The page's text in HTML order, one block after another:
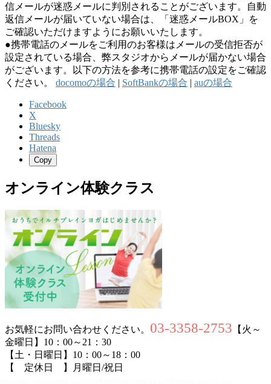
信メールが迷惑メールに判別されることがございます。自動
返信メールが届いていない場合は、「迷惑メールBOX」を
ご確認いただけますようにお願いいたします。
●携帯電話のメールをご利用のお客様はメールの受信拒否が
設定されている場合、弊スタジオからメールが届かない場合
がございます。以下の方法を参考に携帯電話の設定をご確認
ください。 docomoの場合 SoftBankの場合 auの場合
Facebook
X
Bluesky
Threads
Hatena
Copy
オンライン体験クラス
お気軽にお問い合わせください。 03-3358-2753 【火～
金曜日】10：00～21：30
【土・日曜日】10：00～18：00
【 定休日 】月曜日/祝日